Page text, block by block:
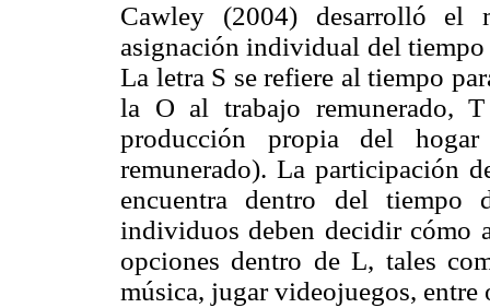
Cawley (2004) desarrolló el
asignación individual del
La letra S se refiere al tiempo
la O al trabajo remunerado,
producción propia del
remunerado). La participación
encuentra dentro del
individuos deben decidir cómo
opciones dentro de L, tales
música, jugar videojuegos, entre